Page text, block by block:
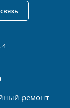
4
ремонт